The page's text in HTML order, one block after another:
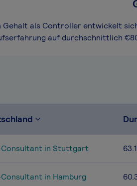
Gehalt als Controller entwickelt
auf durchschnittlich
Consultant in Stuttgart
in Hamburg